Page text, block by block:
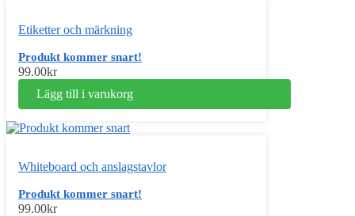
Etiketter och märkning
Produkt kommer snart!
99.00kr
Lägg till i varukorg
Whiteboard och anslagstavlor
Produkt kommer snart!
99.00kr